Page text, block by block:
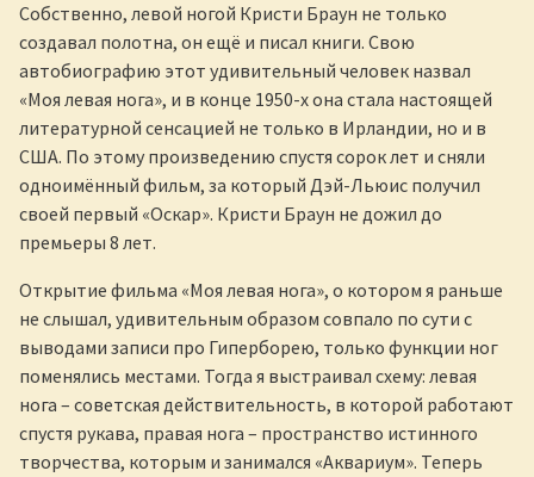
Собственно, левой ногой Кристи Браун не только
создавал полотна, он ещё и писал книги. Свою
автобиографию этот удивительный человек назвал
«Моя левая нога», и в конце 1950-х она стала настоящей
литературной сенсацией не только в Ирландии, но и в
США. По этому произведению спустя сорок лет и сняли
одноимённый фильм, за который Дэй-Льюис получил
своей первый «Оскар». Кристи Браун не дожил до
премьеры 8 лет.
Открытие фильма «Моя левая нога», о котором я раньше
не слышал, удивительным образом совпало по сути с
выводами записи про Гиперборею, только функции ног
поменялись местами. Тогда я выстраивал схему: левая
нога – советская действительность, в которой работают
спустя рукава, правая нога – пространство истинного
творчества, которым и занимался «Аквариум». Теперь